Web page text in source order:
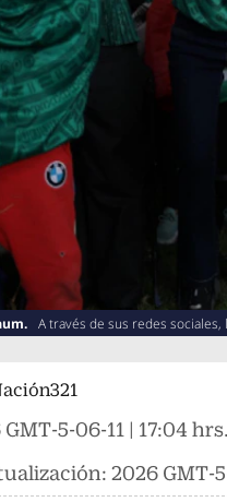
A través de sus redes
5-06-11 | 17:04
2026 GMT-